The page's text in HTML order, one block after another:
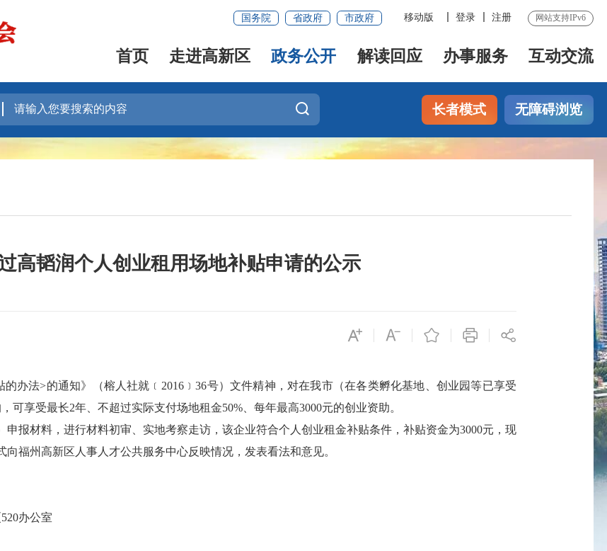
国务院 省政府 市政府 移动版 登录 注册 网站支持IPv6
首页 走进高新区 政务公开 解读回应 办事服务 互动交流
长者模式 无障碍浏览
高韬润个人创业租用场地补贴申请的公示
办法>的通知》（榕人社就﹝2016﹞36号）文件精神，对在我市（在各类孵化基地、创业园等已享受
可享受最长2年、不超过实际支付场地租金50%、每年最高3000元的创业资助。
申报材料，进行材料初审、实地考察走访，该企业符合个人创业租金补贴条件，补贴资金为3000元，现
福州高新区人事人才公共服务中心反映情况，发表看法和意见。
办公室